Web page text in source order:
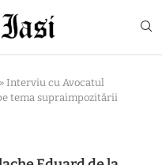
» Interviu cu Avocatul
tema supraimpozitării